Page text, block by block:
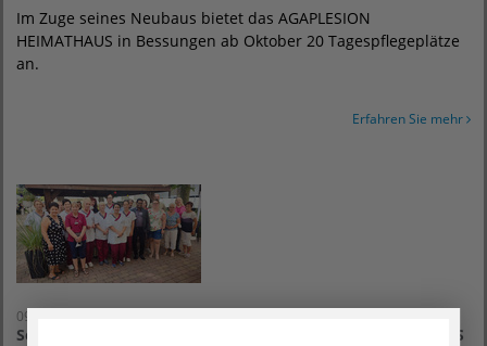
Im Zuge seines Neubaus bietet das AGAPLESION
HEIMATHAUS in Bessungen ab Oktober 20 Tagespflegeplätze
an.
Erfahren Sie mehr
09. Juli 2022
Sommerfest im AGAPLESION DIETRICH BONHOEFFER HAUS